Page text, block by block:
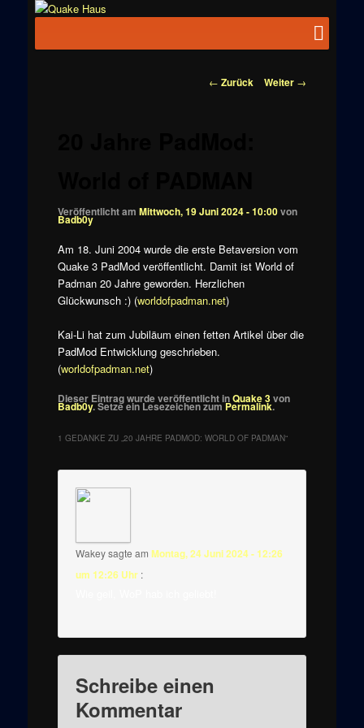
News zu
Beitragsnavigation
← Zurück Weiter →
Veröffentlicht am Mittwoch, 19 Juni 2024 - 10:00von
Badb0y
Am 18. Juni 2004 wurde die erste Betaversion vom
Quake 3 PadMod veröffentlicht. Damit ist World of
Padman 20 Jahre geworden. Herzlichen
Glückwunsch :) (worldofpadman.net)
Kai-Li hat zum Jubiläum einen fetten Artikel über die
PadMod Entwicklung geschrieben.
(worldofpadman.net)
Dieser Eintrag wurde veröffentlicht inQuake 3von
Badb0y. Setze ein Lesezeichen zumPermalink.
1 GEDANKE ZU „20 JAHRE PADMOD: WORLD OF PADMAN“
Wakeysagte am Montag, 24 Juni 2024 - 12:26
um 12:26 Uhr :
Schreibe einen
Kommentar